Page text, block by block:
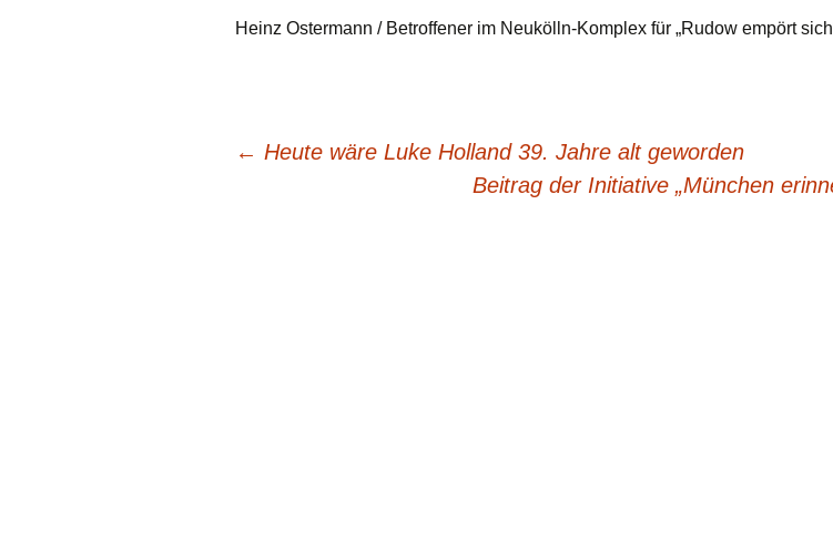
Heinz Ostermann / Betroffener im Neukölln-Komplex für „Rudow empört
Beitragsnavigation
← Heute wäre Luke Holland 39. Jahre alt geworden
Beitrag der Initiative „München